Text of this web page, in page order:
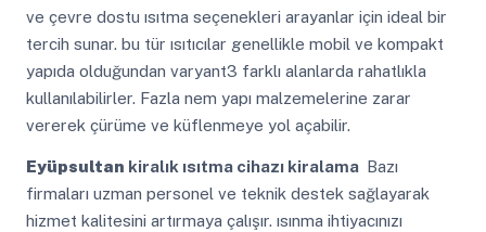
ve çevre dostu ısıtma seçenekleri arayanlar için ideal bir
tercih sunar. bu tür ısıtıcılar genellikle mobil ve kompakt
yapıda olduğundan varyant3 farklı alanlarda rahatlıkla
kullanılabilirler. Fazla nem yapı malzemelerine zarar
vererek çürüme ve küflenmeye yol açabilir.
Eyüpsultan kiralık ısıtma cihazı kiralama Bazı
firmaları uzman personel ve teknik destek sağlayarak
hizmet kalitesini artırmaya çalışır. ısınma ihtiyacınızı